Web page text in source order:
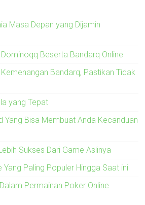
Masa Depan yang Dijamin
Beserta Bandarq Online
Bandarq, Pastikan Tidak
yang Tepat
Yang Bisa Membuat Anda Kecanduan
Sukses Dari Game Aslinya
Yang Paling Populer Hingga Saat ini
Permainan Poker Online